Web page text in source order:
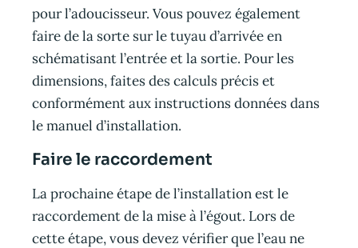
pour l’adoucisseur. Vous pouvez également
faire de la sorte sur le tuyau d’arrivée en
schématisant l’entrée et la sortie. Pour les
dimensions, faites des calculs précis et
conformément aux instructions données dans
le manuel d’installation.
Faire le raccordement
La prochaine étape de l’installation est le
raccordement de la mise à l’égout. Lors de
cette étape, vous devez vérifier que l’eau ne